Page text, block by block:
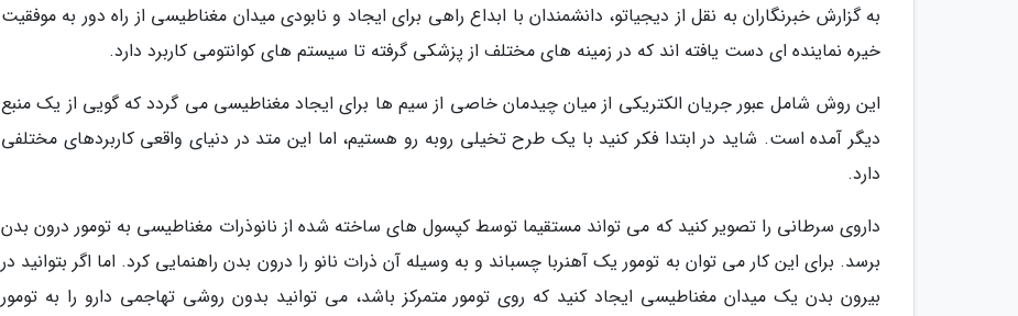
به گزارش خبرنگاران به نقل از دیجیاتو، دانشمندان با ابداع راهی برای ایجاد و نابودی میدان مغناطیسی از راه دور به موفقیت
خیره نماینده ای دست یافته اند که در زمینه های مختلف از پزشکی گرفته تا سیستم های کوانتومی کاربرد دارد.
این روش شامل عبور جریان الکتریکی از میان چیدمان خاصی از سیم ها برای ایجاد مغناطیسی می گردد که گویی از یک منبع
دیگر آمده است. شاید در ابتدا فکر کنید با یک طرح تخیلی روبه رو هستیم، اما این متد در دنیای واقعی کاربردهای مختلفی
دارد.
داروی سرطانی را تصویر کنید که می تواند مستقیما توسط کپسول های ساخته شده از نانوذرات مغناطیسی به تومور درون بدن
برسد. برای این کار می توان به تومور یک آهنربا چسباند و به وسیله آن ذرات نانو را درون بدن راهنمایی کرد. اما اگر بتوانید در
بیرون بدن یک میدان مغناطیسی ایجاد کنید که روی تومور متمرکز باشد، می توانید بدون روشی تهاجمی دارو را به تومور